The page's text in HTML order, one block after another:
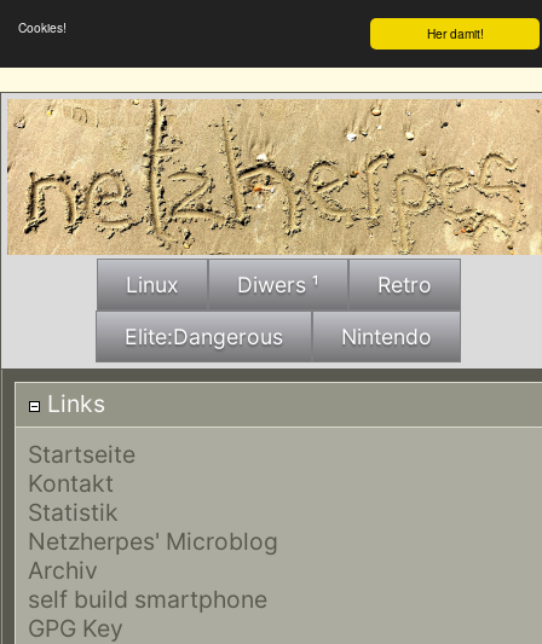
Her damit!
Cookies!
Linux Diwers ¹ Retro
Elite:Dangerous Nintendo
Links
Startseite
Kontakt
Statistik
Netzherpes' Microblog
Archiv
self build smartphone
GPG Key